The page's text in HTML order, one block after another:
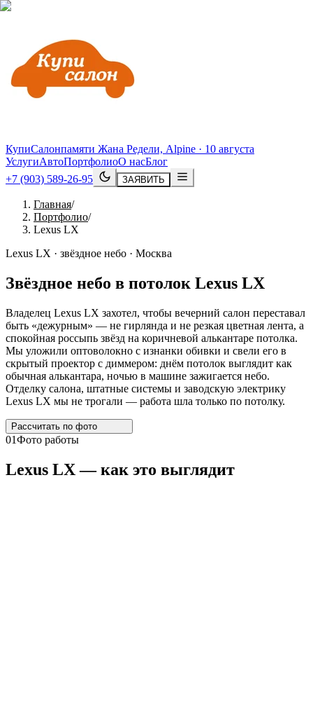
КупиСалонпамяти Жана Редели, Alpine · 10 августа
УслугиАвтоПортфолиоО насБлог
+7 (903) 589-26-95
ЗАЯВИТЬ
Главная/
Портфолио/
Lexus LX
Lexus LX · звёздное небо · Москва
Звёздное небо в потолок Lexus LX
Владелец Lexus LX захотел, чтобы вечерний салон переставал
быть «дежурным» — не гирлянда и не резкая цветная лента, а
спокойная россыпь звёзд на коричневой алькантаре потолка.
Мы уложили оптоволокно с изнанки обивки и свели его в
скрытый проектор с диммером: днём потолок выглядит как
обычная алькантара, ночью в машине зажигается небо.
Отделку салона, штатные системы и заводскую электрику
Lexus LX мы не трогали — работа шла только по потолку.
Рассчитать по фото
01Фото работы
Lexus LX— как это выглядит